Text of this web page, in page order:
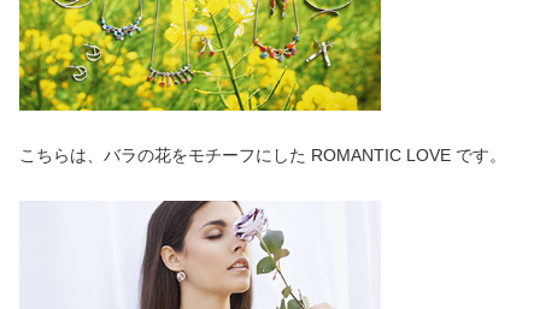
こちらは、バラの花をモチーフにした ROMANTIC LOVE です。